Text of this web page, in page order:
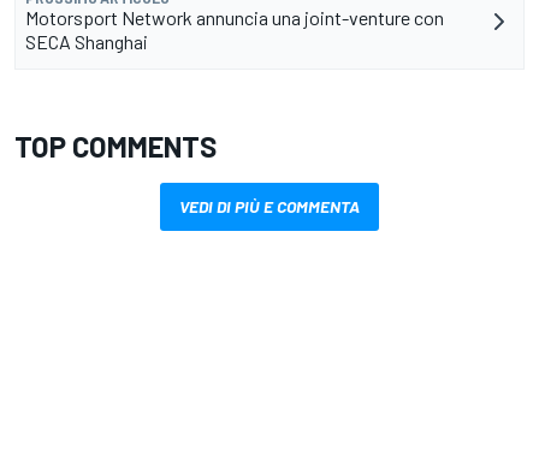
Motorsport Network annuncia una joint-venture con
SECA Shanghai
TOP COMMENTS
VEDI DI PIÙ E COMMENTA